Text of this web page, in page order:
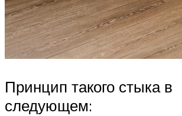
Принцип такого стыка в
следующем: